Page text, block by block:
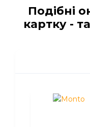
Подібні
картку -